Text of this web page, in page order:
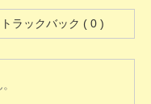
トラックバック ( 0 )